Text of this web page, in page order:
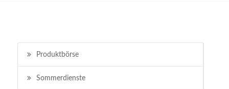
Produktbörse
Sommerdienste